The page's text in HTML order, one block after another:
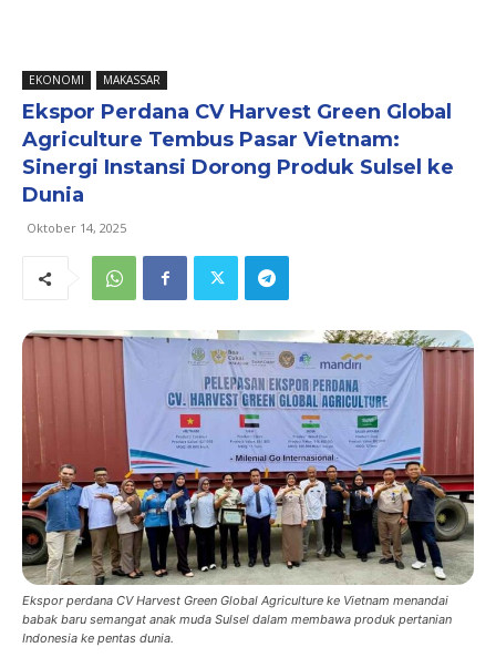
EKONOMI MAKASSAR
Ekspor Perdana CV Harvest Green Global
Agriculture Tembus Pasar Vietnam:
Sinergi Instansi Dorong Produk Sulsel ke
Dunia
Oktober 14, 2025
Ekspor perdana CV Harvest Green Global Agriculture ke Vietnam menandai
babak baru semangat anak muda Sulsel dalam membawa produk pertanian
Indonesia ke pentas dunia.